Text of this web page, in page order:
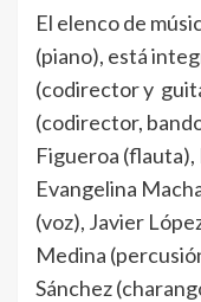
El elenco de
(piano), está
(codirector y
(codirector,
Figueroa (flauta),
Evangelina
(voz), Javier
Medina
Sánchez